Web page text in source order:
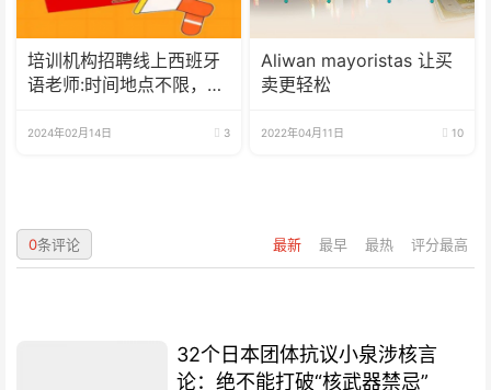
培训机构招聘线上西班牙
语老师:时间地点不限，可
2024年02月14日 3
Aliwan mayoristas 让买
卖更轻松
2022年04月11日 10
最新 最早 最热 评分最高
0条评论
32个日本团体抗议小泉涉核言
论：绝不能打破“核武器禁忌”